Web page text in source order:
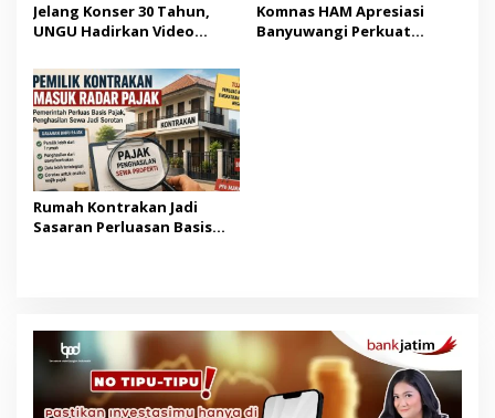
Jelang Konser 30 Tahun,
UNGU Hadirkan Video
Komnas HAM Apresiasi
Banyuwangi Perkuat
Rumah Kontrakan Jadi
Sasaran Perluasan Basis